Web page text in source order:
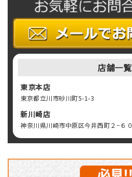
店舗一覧
東京本店
東京都立川市砂川町5-1-3
新川崎店
神奈川県川崎市中原区今井西町２−６０